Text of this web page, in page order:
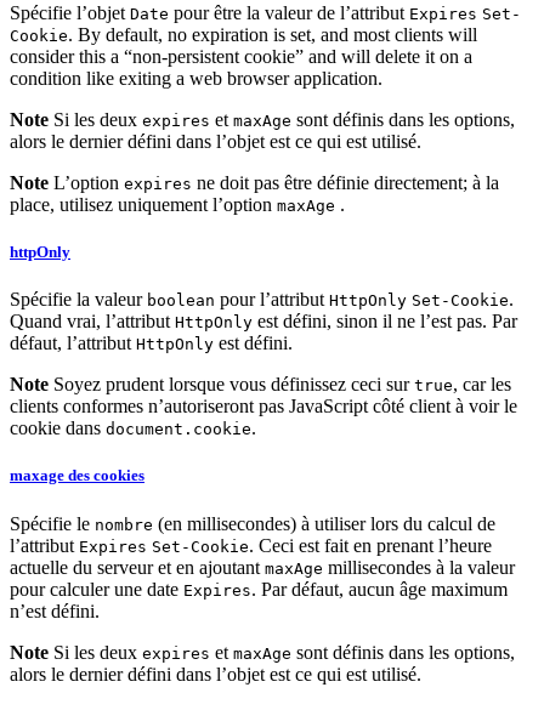
Spécifie l’objet Date pour être la valeur de l’attribut Expires Set-
Cookie. By default, no expiration is set, and most clients will
consider this a “non-persistent cookie” and will delete it on a
condition like exiting a web browser application.
Note Si les deux expires et maxAge sont définis dans les options,
alors le dernier défini dans l’objet est ce qui est utilisé.
Note L’option expires ne doit pas être définie directement; à la
place, utilisez uniquement l’option maxAge .
httpOnly
Spécifie la valeur boolean pour l’attribut HttpOnly Set-Cookie.
Quand vrai, l’attribut HttpOnly est défini, sinon il ne l’est pas. Par
défaut, l’attribut HttpOnly est défini.
Note Soyez prudent lorsque vous définissez ceci sur true, car les
clients conformes n’autoriseront pas JavaScript côté client à voir le
cookie dans document.cookie.
maxage des cookies
Spécifie le nombre (en millisecondes) à utiliser lors du calcul de
l’attribut Expires Set-Cookie. Ceci est fait en prenant l’heure
actuelle du serveur et en ajoutant maxAge millisecondes à la valeur
pour calculer une date Expires. Par défaut, aucun âge maximum
n’est défini.
Note Si les deux expires et maxAge sont définis dans les options,
alors le dernier défini dans l’objet est ce qui est utilisé.